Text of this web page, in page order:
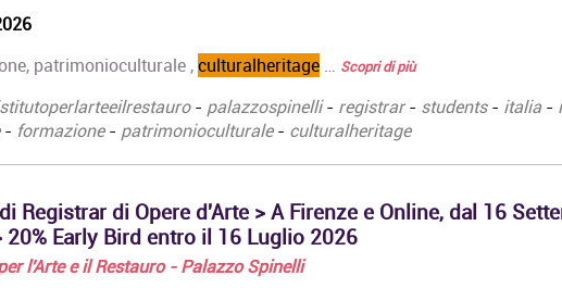
patrimonioculturale ,culturalheritage … Scopri di più
- palazzospinelli- registrar- students- italia-
- formazione- patrimonioculturale- culturalheritage
Registrar di Opere d'Arte > A Firenze e Online, dal 16
20% Early Bird entro il 16 Luglio 2026
l'Arte e il Restauro - Palazzo Spinelli
dal
di
Giorgione tra tecniche
esecutive,
conservazione ed
ermetismo simbolico
partecipazione
pala-di-castelfranco-
giorgione/…
Teatro antico in scena.
studiato
Biennale